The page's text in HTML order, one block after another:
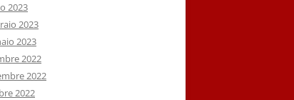
2023
2023
2023
2022
2022
2022